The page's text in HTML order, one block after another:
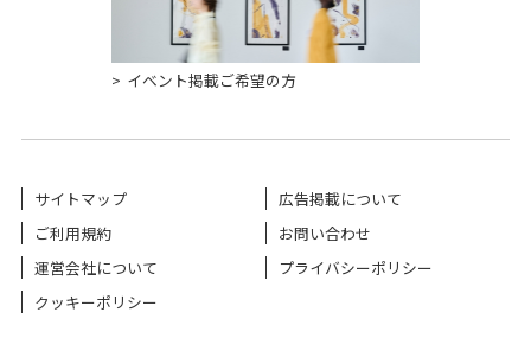
イベント掲載ご希望の方
サイトマップ
広告掲載について
ご利用規約
お問い合わせ
運営会社について
プライバシーポリシー
クッキーポリシー